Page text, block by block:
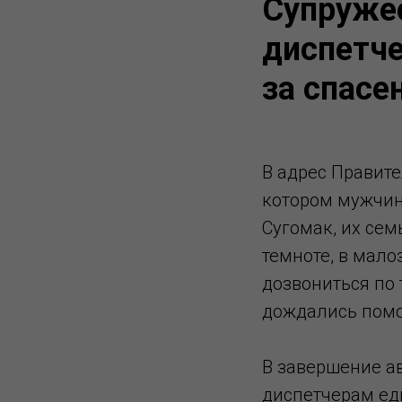
за
В адрес
котором
Сугомак, их
темноте, в
дозвониться
дождались
В завершение
диспетчерам